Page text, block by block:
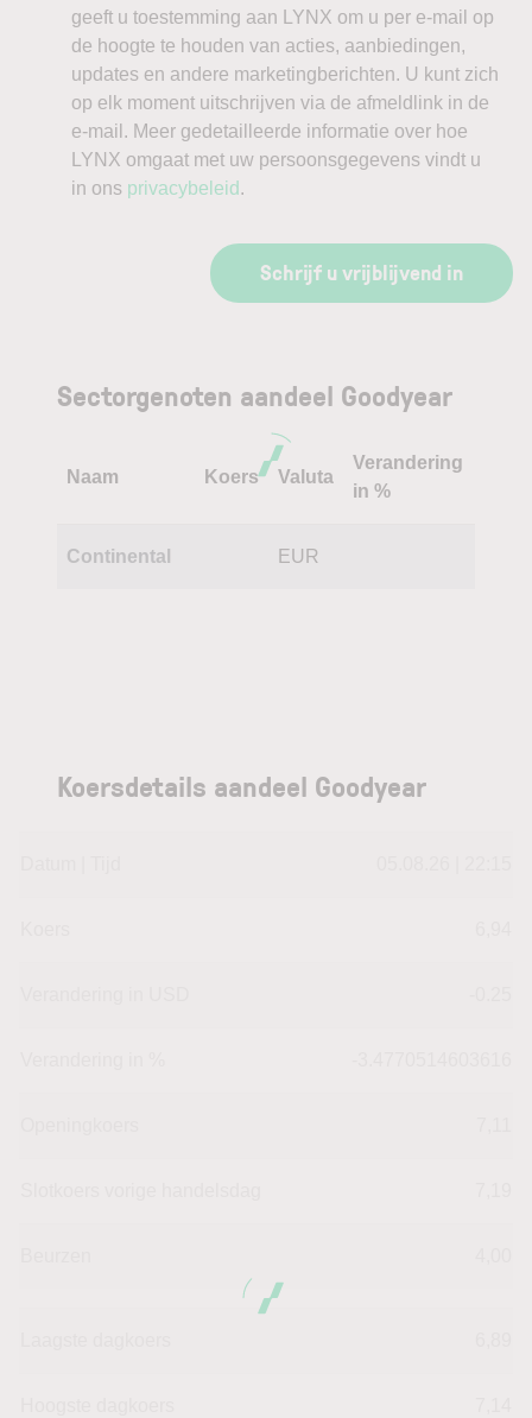
geeft u toestemming aan LYNX om u per e-mail op
de hoogte te houden van acties, aanbiedingen,
updates en andere marketingberichten. U kunt zich
op elk moment uitschrijven via de afmeldlink in de
e-mail. Meer gedetailleerde informatie over hoe
LYNX omgaat met uw persoonsgegevens vindt u
in ons privacybeleid .
Schrijf u vrijblijvend in
Sectorgenoten aandeel Goodyear
Naam Koers Valuta
Verandering
in %
Continental EUR
Koersdetails aandeel Goodyear